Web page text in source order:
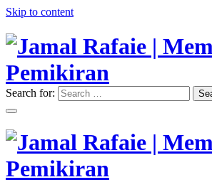
Skip to content
Jamal Rafaie |
Pemikiran
"Memimpin Pemikiran"
Search for: